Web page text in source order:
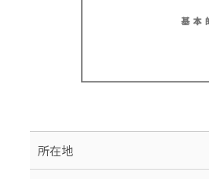
所在地